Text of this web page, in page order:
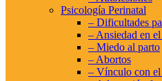
Psicología Perinatal
– Dificultades
– Ansiedad en
– Miedo al parto
– Abortos
– Vínculo con el